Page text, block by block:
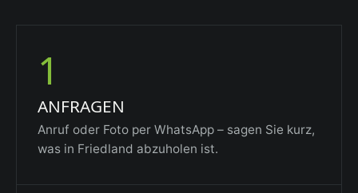
1
ANFRAGEN
Anruf oder Foto per WhatsApp – sagen Sie kurz,
was in Friedland abzuholen ist.